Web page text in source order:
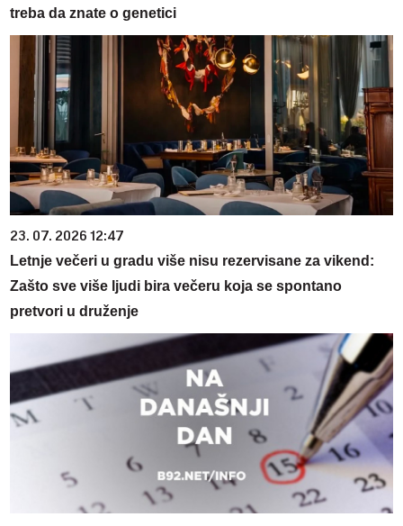
treba da znate o genetici
23. 07. 2026 12:47
Letnje večeri u gradu više nisu rezervisane za vikend:
Zašto sve više ljudi bira večeru koja se spontano
pretvori u druženje